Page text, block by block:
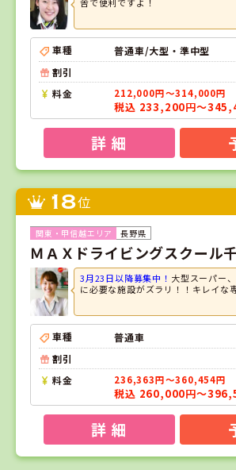
車種
普通車/大型・準中型
割引
料金
212,000円～314,000円
税込 233,200円～
詳 細
18位
長野県
ＭＡＸドライビングスクール
3月23日以降募集中！ 大型スーパー
に必要な施設がズラリ！！キレイな
車種
普通車
割引
料金
236,363円～360,454円
税込 260,000円～
詳 細